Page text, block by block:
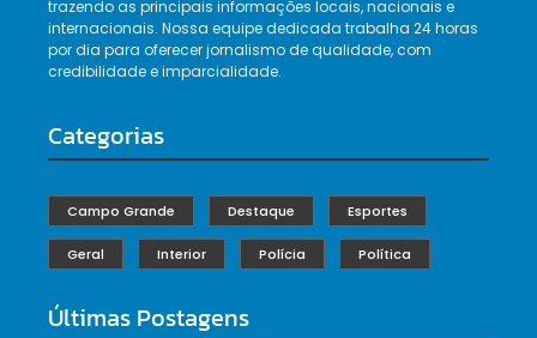
trazendo as principais informações locais, nacionais e
internacionais. Nossa equipe dedicada trabalha 24 horas
por dia para oferecer jornalismo de qualidade, com
credibilidade e imparcialidade.
Categorias
Campo Grande Destaque Esportes
Geral Interior Polícia Política
Últimas Postagens